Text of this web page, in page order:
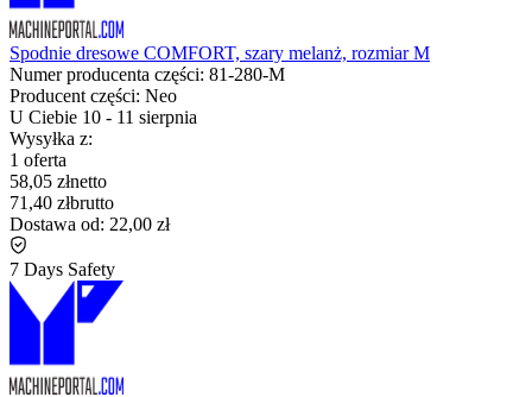
Spodnie dresowe COMFORT, szary melanż, rozmiar M
Numer producenta części: 81-280-M
Producent części: Neo
U Ciebie 10 - 11 sierpnia
Wysyłka z:
1 oferta
58,05 złnetto
71,40 złbrutto
Dostawa od: 22,00 zł
7 Days Safety